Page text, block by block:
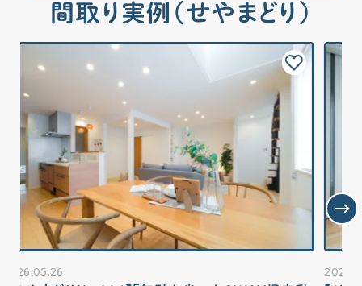
間取り実例（せやまどり）
2026.05.11